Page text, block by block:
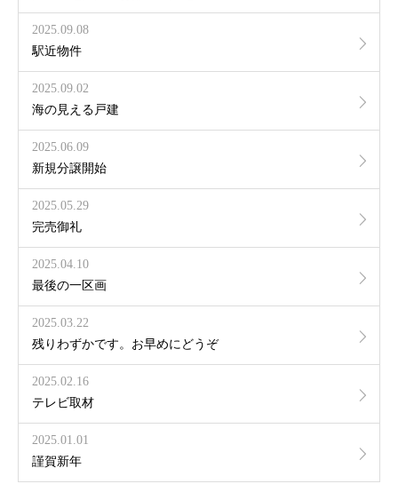
2025.09.08
駅近物件
2025.09.02
海の見える戸建
2025.06.09
新規分譲開始
2025.05.29
完売御礼
2025.04.10
最後の一区画
2025.03.22
残りわずかです。お早めにどうぞ
2025.02.16
テレビ取材
2025.01.01
謹賀新年